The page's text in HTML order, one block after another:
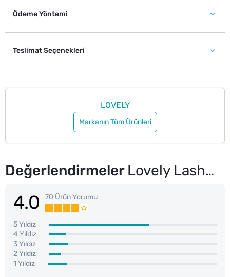
Ödeme Yöntemi
Teslimat Seçenekleri
LOVELY
Markanın Tüm Ürünleri
Değerlendirmeler Lovely Lashmania Maskara
4.0 70 Ürün Yorumu
5 Yıldız
4 Yıldız
3 Yıldız
2 Yıldız
1 Yıldız